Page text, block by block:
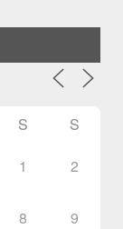
S S
1 2
8 9